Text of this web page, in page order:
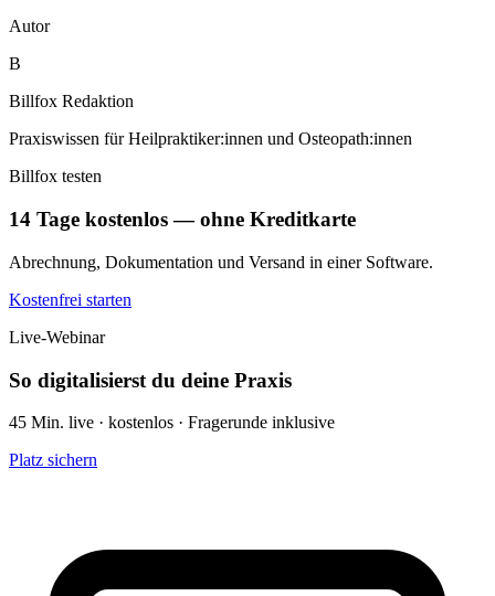
Autor
B
Billfox Redaktion
Praxiswissen für Heilpraktiker:innen und Osteopath:innen
Billfox testen
14 Tage kostenlos — ohne Kreditkarte
Abrechnung, Dokumentation und Versand in einer Software.
Kostenfrei starten
Live-Webinar
So digitalisierst du deine Praxis
45 Min. live · kostenlos · Fragerunde inklusive
Platz sichern